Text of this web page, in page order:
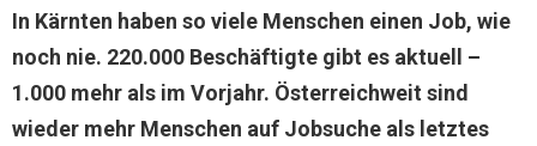
In Kärnten haben so viele Menschen einen Job, wie
noch nie. 220.000 Beschäftigte gibt es aktuell –
1.000 mehr als im Vorjahr. Österreichweit sind
wieder mehr Menschen auf Jobsuche als letztes